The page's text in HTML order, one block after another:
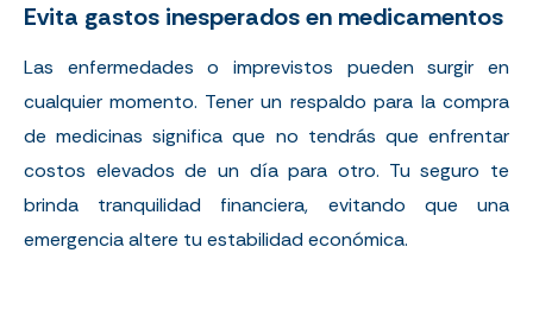
Evita gastos inesperados en medicamentos
Las enfermedades o imprevistos pueden surgir en
cualquier momento. Tener un respaldo para la compra
de medicinas significa que no tendrás que enfrentar
costos elevados de un día para otro. Tu seguro te
brinda tranquilidad financiera, evitando que una
emergencia altere tu estabilidad económica.